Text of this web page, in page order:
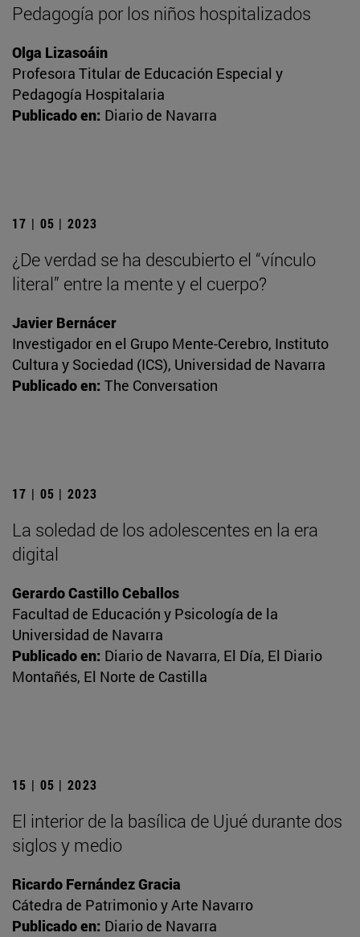
Pedagogía por los niños hospitalizados
Olga Lizasoáin
Profesora Titular de Educación Especial y
Pedagogía Hospitalaria
Publicado en: Diario de Navarra
17 | 05 | 2023
¿De verdad se ha descubierto el “vínculo
literal” entre la mente y el cuerpo?
Javier Bernácer
Investigador en el Grupo Mente-Cerebro, Instituto
Cultura y Sociedad (ICS), Universidad de Navarra
Publicado en: The Conversation
17 | 05 | 2023
La soledad de los adolescentes en la era
digital
Gerardo Castillo Ceballos
Facultad de Educación y Psicología de la
Universidad de Navarra
Publicado en: Diario de Navarra, El Día, El Diario
Montañés, El Norte de Castilla
15 | 05 | 2023
El interior de la basílica de Ujué durante dos
siglos y medio
Ricardo Fernández Gracia
Cátedra de Patrimonio y Arte Navarro
Publicado en: Diario de Navarra